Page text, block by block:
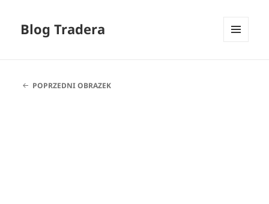
Blog Tradera
POPRZEDNI OBRAZEK